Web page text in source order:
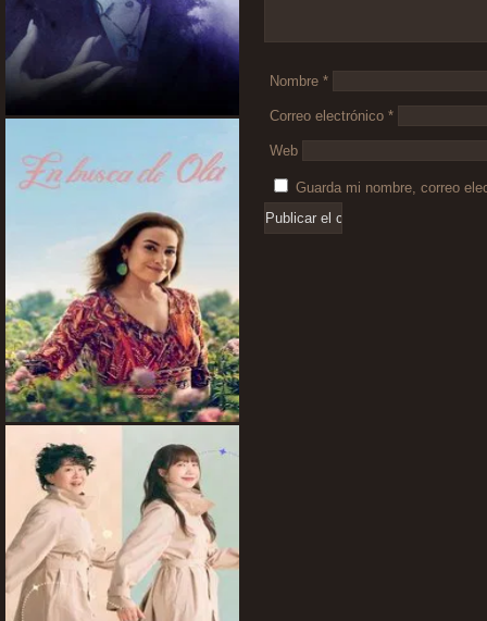
Nombre *
Correo electrónico *
Web
Guarda mi nombre, correo